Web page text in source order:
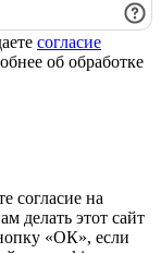
согласие
об обработке
согласие на
делать этот сайт
«ОК», если